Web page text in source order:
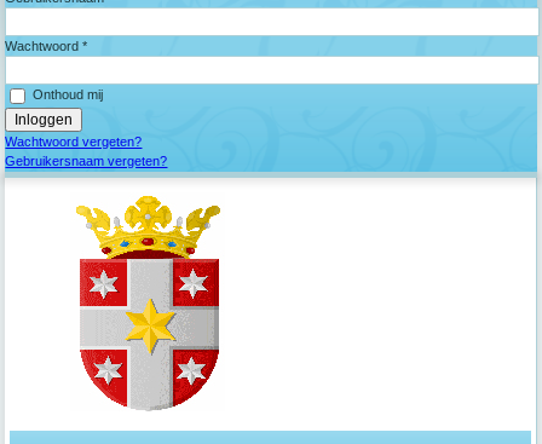
Wachtwoord *
Onthoud mij
Wachtwoord vergeten?
Gebruikersnaam vergeten?